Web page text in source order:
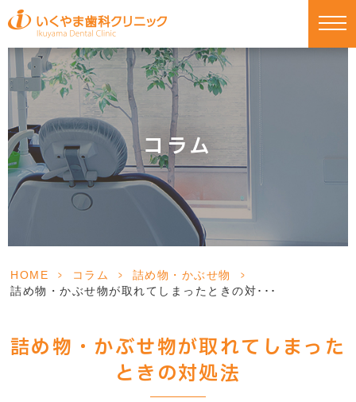
コラム
HOME > コラム > 詰め物・かぶせ物
>
詰め物・かぶせ物が取れてしまったときの対･･･
詰め物・かぶせ物が取れてしまった
ときの対処法